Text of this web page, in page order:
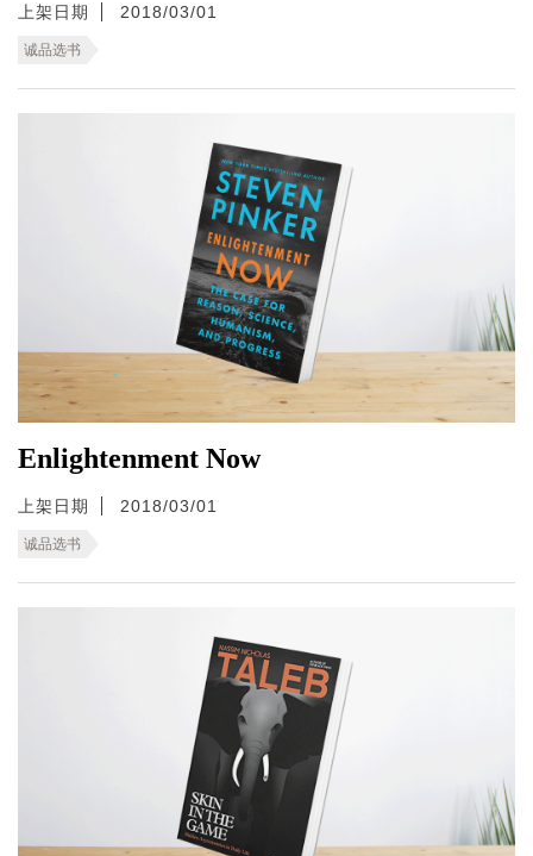
上架日期 2018/03/01
诚品选书
Enlightenment Now
上架日期 2018/03/01
诚品选书